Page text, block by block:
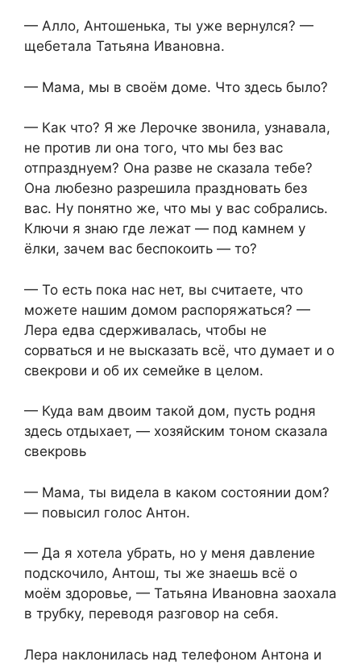
— Алло, Антошенька, ты уже вернулся? —
щебетала Татьяна Ивановна.
— Мама, мы в своём доме. Что здесь было?
— Как что? Я же Лерочке звонила, узнавала,
не против ли она того, что мы без вас
отпразднуем? Она разве не сказала тебе?
Она любезно разрешила праздновать без
вас. Ну понятно же, что мы у вас собрались.
Ключи я знаю где лежат — под камнем у
ёлки, зачем вас беспокоить — то?
— То есть пока нас нет, вы считаете, что
можете нашим домом распоряжаться? —
Лера едва сдерживалась, чтобы не
сорваться и не высказать всё, что думает и о
свекрови и об их семейке в целом.
— Куда вам двоим такой дом, пусть родня
здесь отдыхает, — хозяйским тоном сказала
свекровь
— Мама, ты видела в каком состоянии дом?
— повысил голос Антон.
— Да я хотела убрать, но у меня давление
подскочило, Антош, ты же знаешь всё о
моём здоровье, — Татьяна Ивановна заохала
в трубку, переводя разговор на себя.
Лера наклонилась над телефоном Антона и